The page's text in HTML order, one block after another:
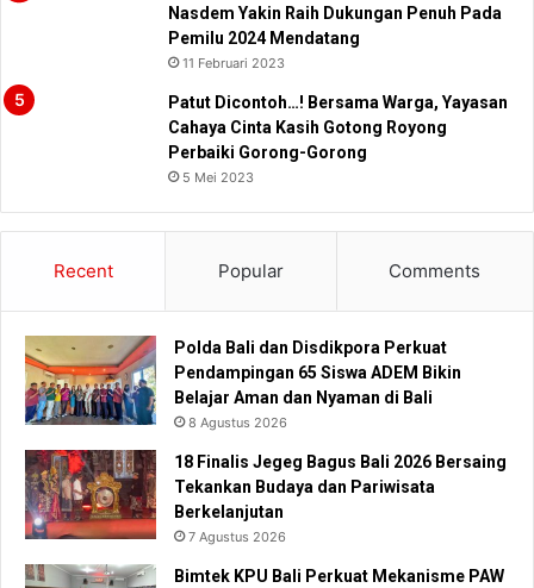
Nasdem Yakin Raih Dukungan Penuh Pada
Pemilu 2024 Mendatang
11 Februari 2023
Patut Dicontoh…! Bersama Warga, Yayasan
Cahaya Cinta Kasih Gotong Royong
Perbaiki Gorong-Gorong
5 Mei 2023
Recent Popular Comments
Polda Bali dan Disdikpora Perkuat
Pendampingan 65 Siswa ADEM Bikin
Belajar Aman dan Nyaman di Bali
8 Agustus 2026
18 Finalis Jegeg Bagus Bali 2026 Bersaing
Tekankan Budaya dan Pariwisata
Berkelanjutan
7 Agustus 2026
Bimtek KPU Bali Perkuat Mekanisme PAW